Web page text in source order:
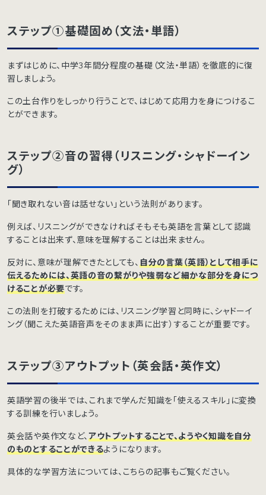
ステップ①基礎固め（文法・単語）
まずはじめに、中学3年間分程度の基礎（文法・単語）を徹底的に復
習しましょう。
この土台作りをしっかり行うことで、はじめて応用力を身につけるこ
とができます。
ステップ②音の習得（リスニング・シャドーイン
グ）
「聞き取れない音は話せない」という法則があります。
例えば、リスニングができなければそもそも英語を言葉として認識
することは出来ず、意味を理解することは出来ません。
反対に、意味が理解できたとしても、自分の言葉（英語）として相手に
伝えるためには、英語の音の繋がりや強弱など細かな部分を身につ
けることが必要です。
この法則を打破するためには、リスニング学習と同時に、シャドーイ
ング（聞こえた英語音声をそのまま声に出す）することが重要です。
ステップ③アウトプット（英会話・英作文）
英語学習の後半では、これまで学んだ知識を「使えるスキル」に変換
する訓練を行いましょう。
英会話や英作文など、アウトプットすることで、ようやく知識を自分
のものとすることができるようになります。
具体的な学習方法については、こちらの記事もご覧ください。